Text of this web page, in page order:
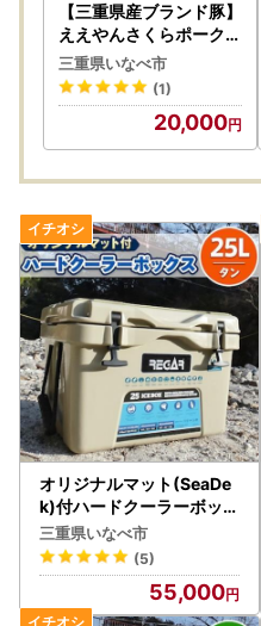
【三重県産ブランド豚】
ええやんさくらポーク生
ハンバーグ 30個【配
送不可地域：離島】【1
382140】
三重県いなべ市
(1)
20,000
オリジナルマット(SeaDe
k)付ハードクーラーボック
ス (サイズ:25L) カラー
:タン【1264583】
三重県いなべ市
(5)
55,000